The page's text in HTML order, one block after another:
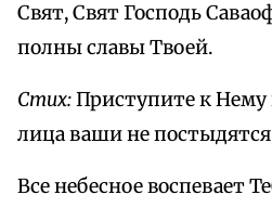
Свят, Свят Господь
полны славы Твоей.
Стих:Приступите к Нему
лица ваши не постыдятся
Все небесное воспевает